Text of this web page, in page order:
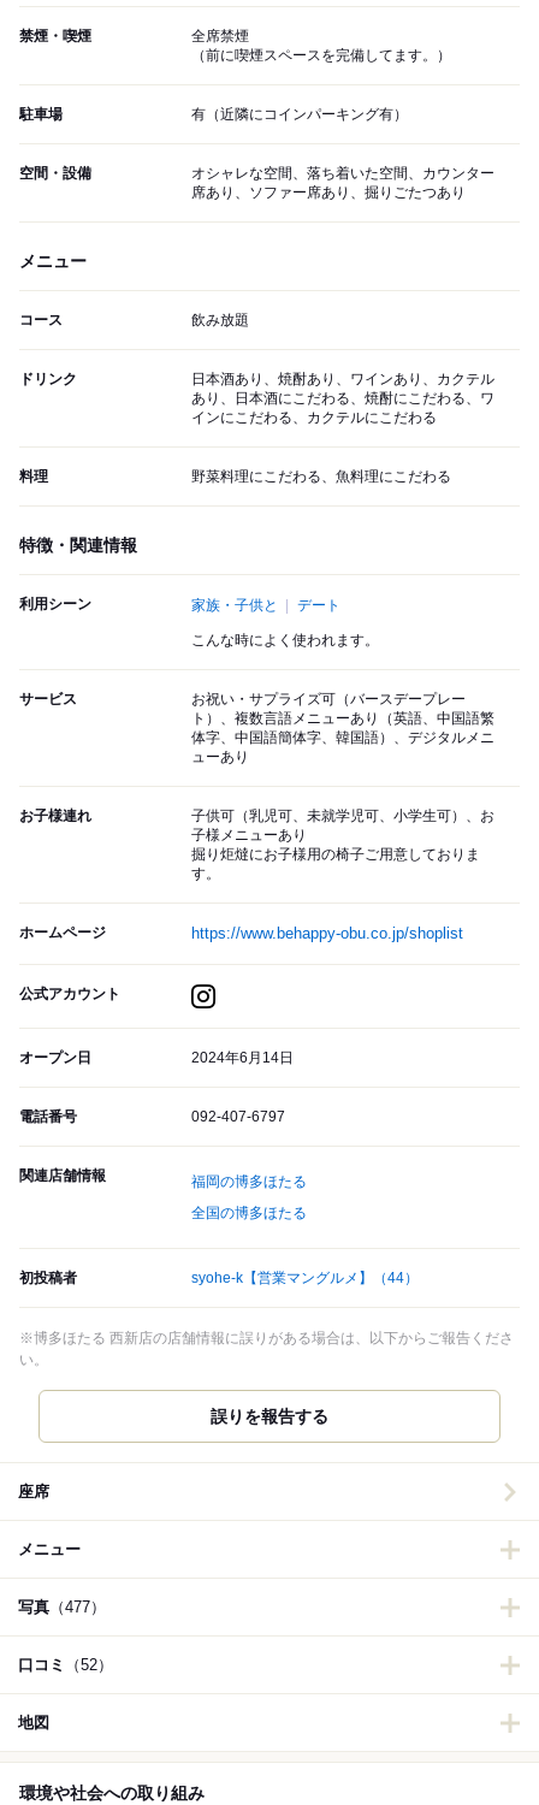
禁煙・喫煙
全席禁煙
（前に喫煙スペースを完備してます。）
駐車場 有（近隣にコインパーキング有）
空間・設備
オシャレな空間、落ち着いた空間、カウンター
席あり、ソファー席あり、掘りごたつあり
メニュー
コース 飲み放題
ドリンク
日本酒あり、焼酎あり、ワインあり、カクテル
あり、日本酒にこだわる、焼酎にこだわる、ワ
インにこだわる、カクテルにこだわる
料理 野菜料理にこだわる、魚料理にこだわる
特徴・関連情報
利用シーン 家族・子供と デート
こんな時によく使われます。
サービス
お祝い・サプライズ可（バースデープレー
ト）、複数言語メニューあり（英語、中国語繁
体字、中国語簡体字、韓国語）、デジタルメニ
ューあり
お子様連れ
子供可（乳児可、未就学児可、小学生可）、お
子様メニューあり
掘り炬燵にお子様用の椅子ご用意しておりま
す。
ホームページ https://www.behappy-obu.co.jp/shoplist
公式アカウント
オープン日 2024年6月14日
電話番号 092-407-6797
関連店舗情報
福岡の博多ほたる
全国の博多ほたる
初投稿者 syohe-k【営業マングルメ】 （44）
※博多ほたる 西新店の店舗情報に誤りがある場合は、以下からご報告くださ
い。
誤りを報告する
座席
メニュー
写真 （477）
口コミ （52）
地図
環境や社会への取り組み